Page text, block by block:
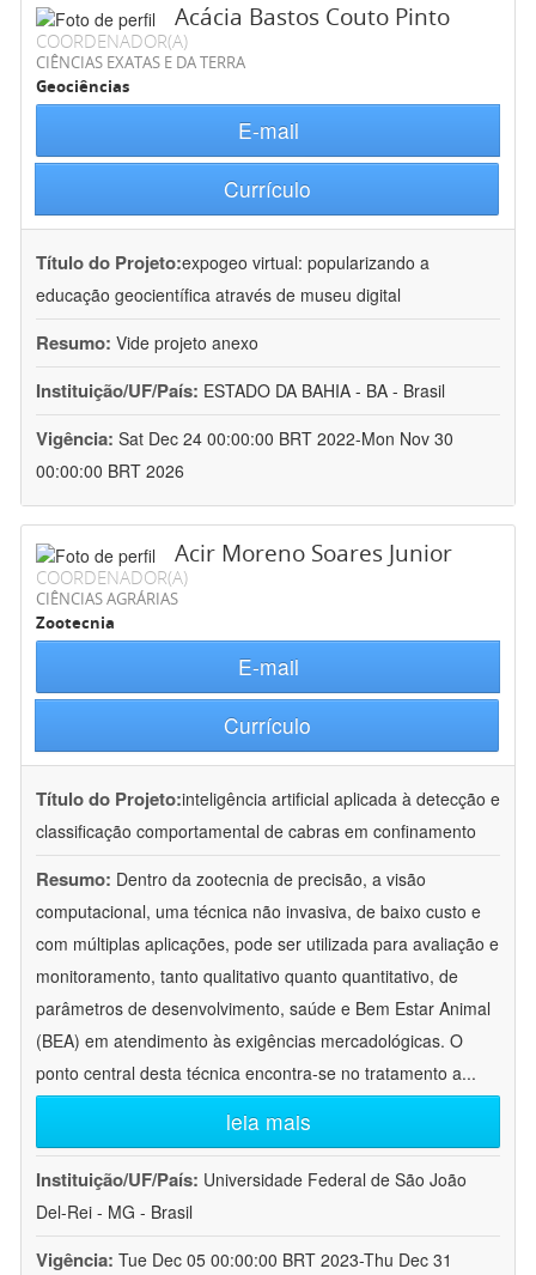
Acácia Bastos Couto Pinto
COORDENADOR(A)
CIÊNCIAS EXATAS E DA TERRA
Geociências
E-mail
Currículo
Título do Projeto:expogeo virtual: popularizando a
educação geocientífica através de museu digital
Resumo: Vide projeto anexo
Instituição/UF/País: ESTADO DA BAHIA - BA - Brasil
Vigência: Sat Dec 24 00:00:00 BRT 2022-Mon Nov 30
00:00:00 BRT 2026
Acir Moreno Soares Junior
COORDENADOR(A)
CIÊNCIAS AGRÁRIAS
Zootecnia
E-mail
Currículo
Título do Projeto:inteligência artificial aplicada à detecção e
classificação comportamental de cabras em confinamento
Resumo: Dentro da zootecnia de precisão, a visão
computacional, uma técnica não invasiva, de baixo custo e
com múltiplas aplicações, pode ser utilizada para avaliação e
monitoramento, tanto qualitativo quanto quantitativo, de
parâmetros de desenvolvimento, saúde e Bem Estar Animal
(BEA) em atendimento às exigências mercadológicas. O
ponto central desta técnica encontra-se no tratamento a...
leia mais
Instituição/UF/País: Universidade Federal de São João
Del-Rei - MG - Brasil
Vigência: Tue Dec 05 00:00:00 BRT 2023-Thu Dec 31